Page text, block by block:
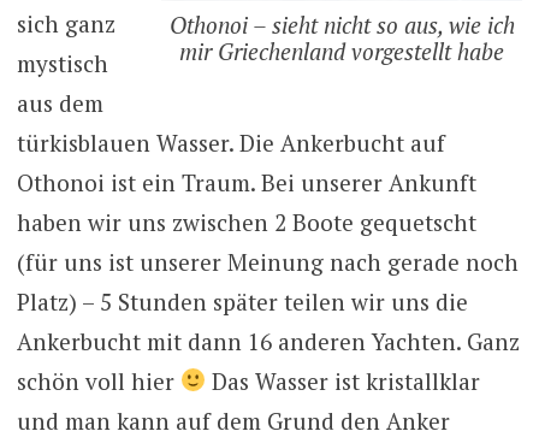
Othonoi – sieht nicht so aus, wie ich
mir Griechenland vorgestellt habe
sich ganz
mystisch
aus dem
türkisblauen Wasser. Die Ankerbucht auf
Othonoi ist ein Traum. Bei unserer Ankunft
haben wir uns zwischen 2 Boote gequetscht
(für uns ist unserer Meinung nach gerade noch
Platz) – 5 Stunden später teilen wir uns die
Ankerbucht mit dann 16 anderen Yachten. Ganz
schön voll hier
Das Wasser ist kristallklar
und man kann auf dem Grund den Anker